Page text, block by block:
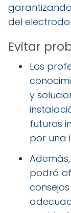
del
Evitar
Los
y
futuros
por una
podrá